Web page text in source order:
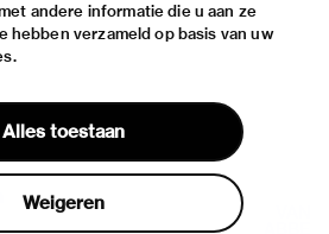
andere informatie die u aan ze
verzameld op basis van uw
Alles toestaan
Weigeren